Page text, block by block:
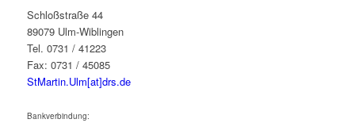
Schloßstraße 44
89079 Ulm-Wiblingen
Tel. 0731 / 41223
Fax: 0731 / 45085
StMartin.Ulm[at]drs.de
Bankverbindung: